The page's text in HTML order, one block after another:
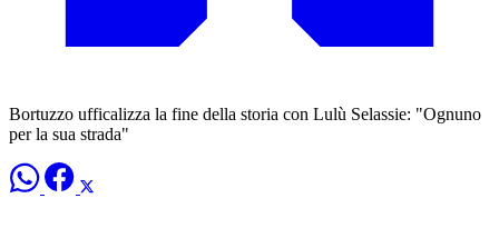
Bortuzzo ufficalizza la fine della storia con Lulù Selassie: "Ognuno
per la sua strada"